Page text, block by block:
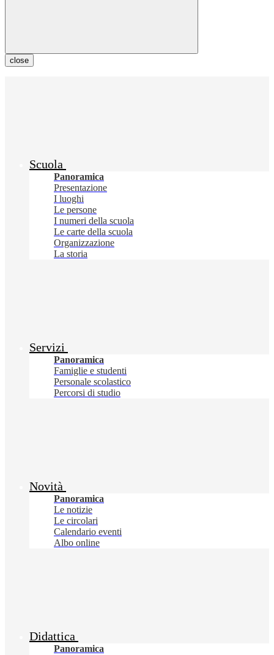
close
Scuola
Panoramica
Presentazione
I luoghi
Le persone
I numeri della scuola
Le carte della scuola
Organizzazione
La storia
Servizi
Panoramica
Famiglie e studenti
Personale scolastico
Percorsi di studio
Novità
Panoramica
Le notizie
Le circolari
Calendario eventi
Albo online
Didattica
Panoramica